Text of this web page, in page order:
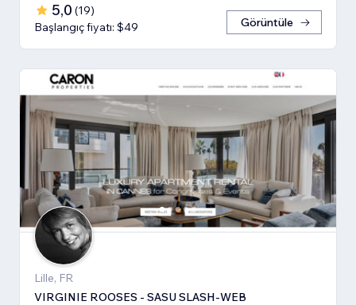
5,0 (19)
Başlangıç fiyatı: $49
Görüntüle
Lille, FR
VIRGINIE ROOSES - SASU SLASH-WEB